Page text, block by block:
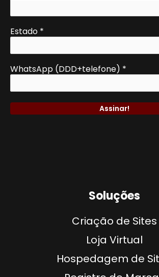
Estado *
WhatsApp (DDD+telefone) *
Soluções
Criação de Sites
Loja Virtual
Hospedagem de